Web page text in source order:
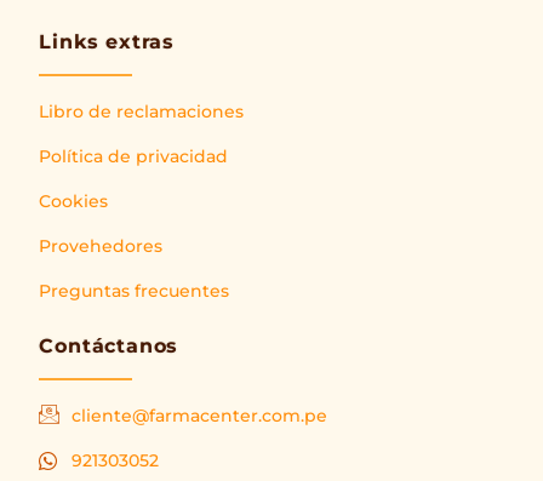
Links extras
Libro de reclamaciones
Política de privacidad
Cookies
Provehedores
Preguntas frecuentes
Contáctanos
cliente@farmacenter.com.pe
921303052